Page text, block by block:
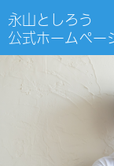
永山としろう
公式ホームペー